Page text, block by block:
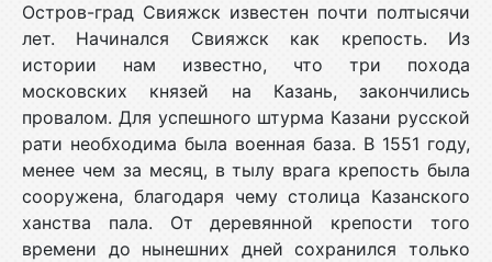
Остров-град Свияжск известен почти полтысячи
лет. Начинался Свияжск как крепость. Из
истории нам известно, что три похода
московских князей на Казань, закончились
провалом. Для успешного штурма Казани русской
рати необходима была военная база. В 1551 году,
менее чем за месяц, в тылу врага крепость была
сооружена, благодаря чему столица Казанского
ханства пала. От деревянной крепости того
времени до нынешних дней сохранился только